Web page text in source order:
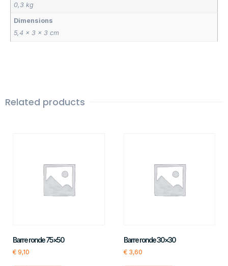
0,3 kg
Dimensions
5,4 × 3 × 3 cm
Related products
Barre ronde 75×50
€ 9,10
Barre ronde 30×30
€3,60